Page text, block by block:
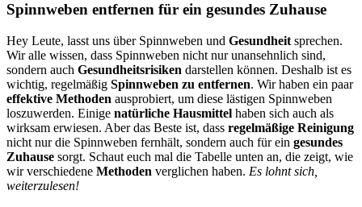
Spinnweben entfernen für ein gesundes Zuhause
Hey Leute, lasst uns über Spinnweben und Gesundheit sprechen.
Wir alle wissen, dass Spinnweben nicht nur unansehnlich sind,
sondern auch Gesundheitsrisiken darstellen können. Deshalb ist es
wichtig, regelmäßig Spinnweben zu entfernen. Wir haben ein paar
effektive Methoden ausprobiert, um diese lästigen Spinnweben
loszuwerden. Einige natürliche Hausmittel haben sich auch als
wirksam erwiesen. Aber das Beste ist, dass regelmäßige Reinigung
nicht nur die Spinnweben fernhält, sondern auch für ein gesundes
Zuhause sorgt. Schaut euch mal die Tabelle unten an, die zeigt, wie
wir verschiedene Methoden verglichen haben. Es lohnt sich,
weiterzulesen!